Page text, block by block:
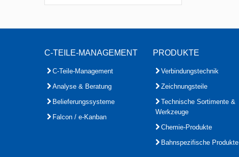
C-TEILE-MANAGEMENT
C-Teile-Management
Analyse & Beratung
Belieferungssysteme
Falcon / e-Kanban
PRODUKTE
Verbindungstechnik
Zeichnungsteile
Technische Sortimente &
Werkzeuge
Chemie-Produkte
Bahnspezifische Produkte